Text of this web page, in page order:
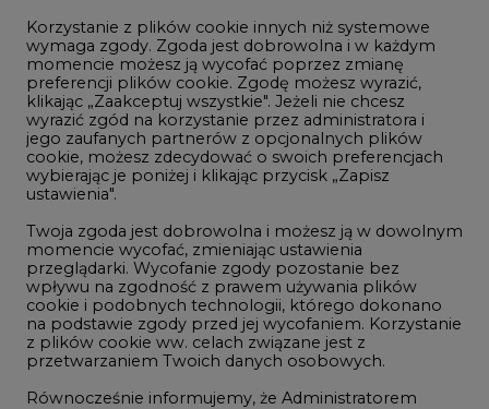
Innowacje i AI
Telekomunikacja i IT
Handel emisjami CO2
Wodór
Górnictwo
Atom
Fotowoltaika
Offshore wind
Korzystanie z plików cookie innych niż systemowe
wymaga zgody. Zgoda jest dobrowolna i w każdym
momencie możesz ją wycofać poprzez zmianę
preferencji plików cookie. Zgodę możesz wyrazić,
klikając „Zaakceptuj wszystkie". Jeżeli nie chcesz
wyrazić zgód na korzystanie przez administratora i
jego zaufanych partnerów z opcjonalnych plików
cookie, możesz zdecydować o swoich preferencjach
wybierając je poniżej i klikając przycisk „Zapisz
ustawienia".
Twoja zgoda jest dobrowolna i możesz ją w dowolnym
momencie wycofać, zmieniając ustawienia
przeglądarki. Wycofanie zgody pozostanie bez
wpływu na zgodność z prawem używania plików
cookie i podobnych technologii, którego dokonano
na podstawie zgody przed jej wycofaniem. Korzystanie
z plików cookie ww. celach związane jest z
przetwarzaniem Twoich danych osobowych.
Równocześnie informujemy, że Administratorem